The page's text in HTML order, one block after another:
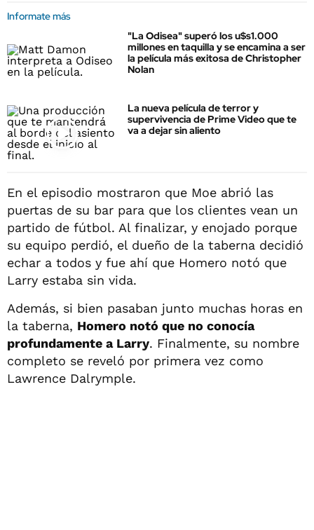
Informate más
"La Odisea" superó los u$s1.000
millones en taquilla y se encamina a ser
la película más exitosa de Christopher
Nolan
La nueva película de terror y
supervivencia de Prime Video que te
va a dejar sin aliento
En el episodio mostraron que Moe abrió las
puertas de su bar para que los clientes vean un
partido de fútbol. Al finalizar, y enojado porque
su equipo perdió, el dueño de la taberna decidió
echar a todos y fue ahí que Homero notó que
Larry estaba sin vida.
Además, si bien pasaban junto muchas horas en
la taberna, Homero notó que no conocía
profundamente a Larry. Finalmente, su nombre
completo se reveló por primera vez como
Lawrence Dalrymple.